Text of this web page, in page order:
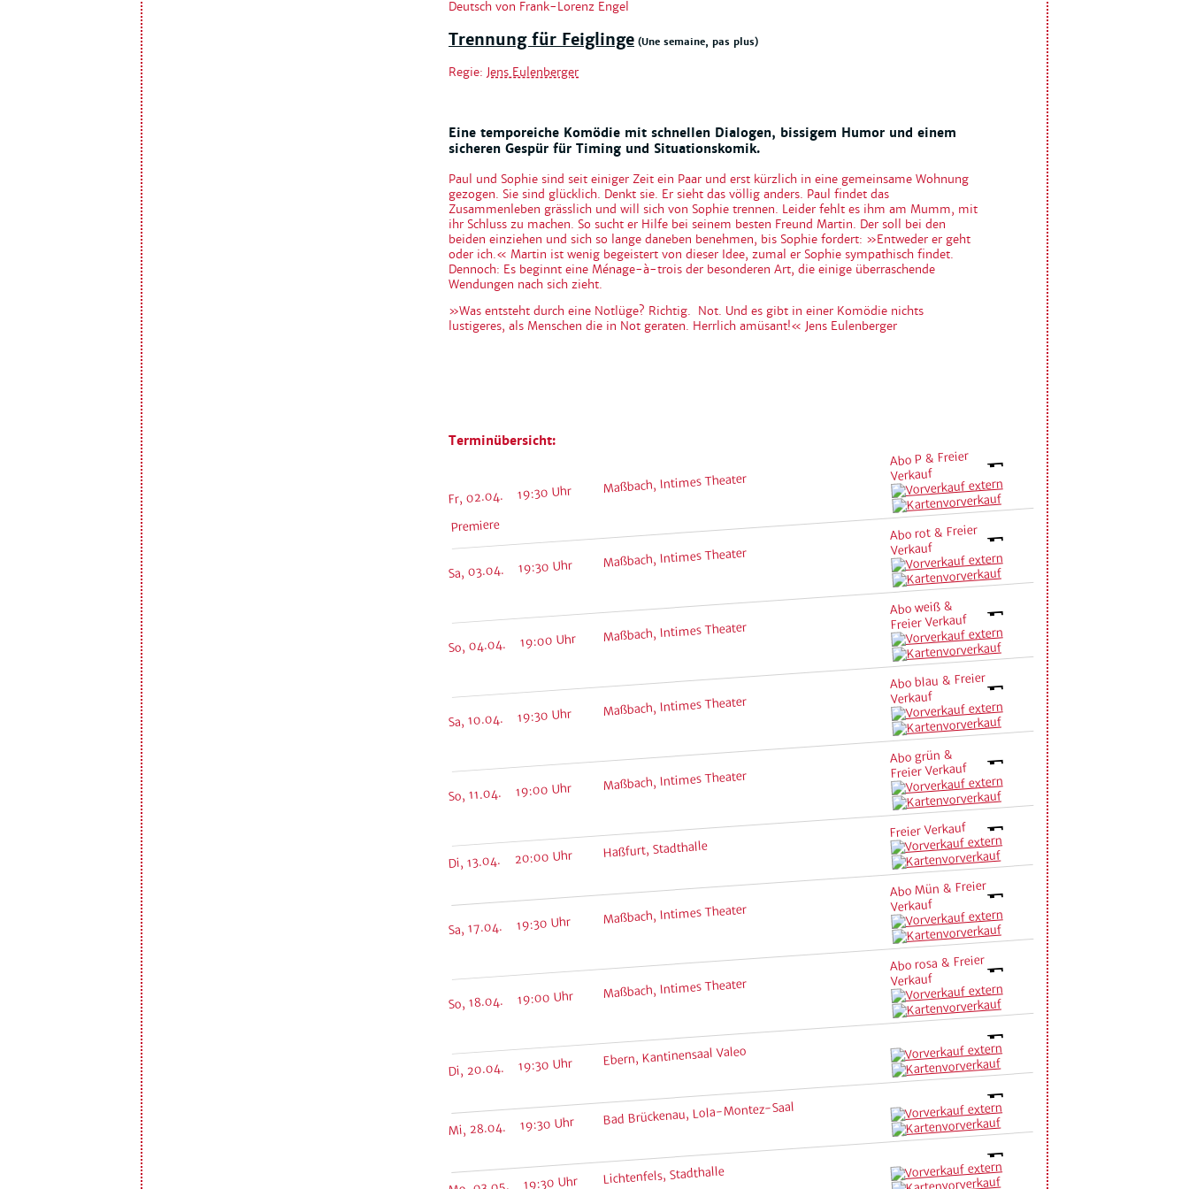
Deutsch von Frank-Lorenz Engel
Trennung für Feiglinge (Une semaine, pas plus)
Regie: Jens Eulenberger
Eine temporeiche Komödie mit schnellen Dialogen, bissigem Humor und einem
sicheren Gespür für Timing und Situationskomik.
Paul und Sophie sind seit einiger Zeit ein Paar und erst kürzlich in eine gemeinsame Wohnung
gezogen. Sie sind glücklich. Denkt sie. Er sieht das völlig anders. Paul findet das
Zusammenleben grässlich und will sich von Sophie trennen. Leider fehlt es ihm am Mumm, mit
ihr Schluss zu machen. So sucht er Hilfe bei seinem besten Freund Martin. Der soll bei den
beiden einziehen und sich so lange daneben benehmen, bis Sophie fordert: »Entweder er geht
oder ich.« Martin ist wenig begeistert von dieser Idee, zumal er Sophie sympathisch findet.
Dennoch: Es beginnt eine Ménage-à-trois der besonderen Art, die einige überraschende
Wendungen nach sich zieht.
»Was entsteht durch eine Notlüge? Richtig. Not. Und es gibt in einer Komödie nichts
lustigeres, als Menschen die in Not geraten. Herrlich amüsant!« Jens Eulenberger
Terminübersicht:
Fr, 02.04. 19:30 Uhr Maßbach, Intimes Theater
Abo P & Freier
Verkauf
Premiere
Sa, 03.04. 19:30 Uhr Maßbach, Intimes Theater
Abo rot & Freier
Verkauf
So, 04.04. 19:00 Uhr Maßbach, Intimes Theater
Abo weiß &
Freier Verkauf
Sa, 10.04. 19:30 Uhr Maßbach, Intimes Theater
Abo blau & Freier
Verkauf
So, 11.04. 19:00 Uhr Maßbach, Intimes Theater
Abo grün &
Freier Verkauf
Di, 13.04. 20:00 Uhr Haßfurt, Stadthalle
Freier Verkauf
Sa, 17.04. 19:30 Uhr Maßbach, Intimes Theater
Abo Mün & Freier
Verkauf
So, 18.04. 19:00 Uhr Maßbach, Intimes Theater
Abo rosa & Freier
Verkauf
Di, 20.04. 19:30 Uhr Ebern, Kantinensaal Valeo
Mi, 28.04. 19:30 Uhr Bad Brückenau, Lola-Montez-Saal
Lichtenfels, Stadthalle